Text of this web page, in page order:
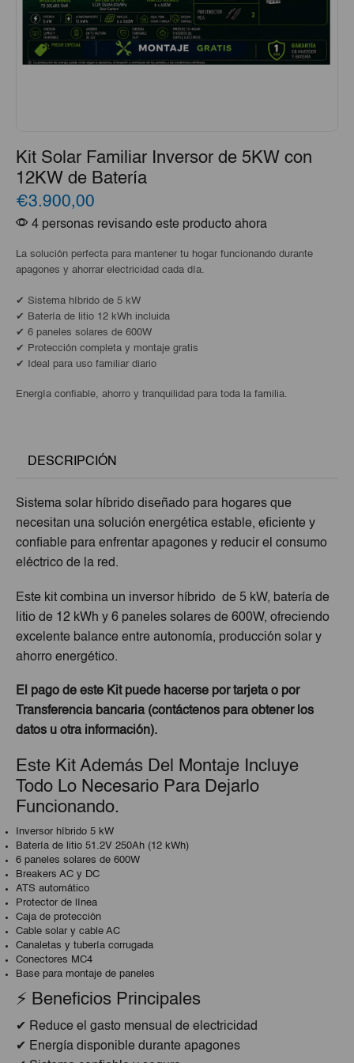
Kit Solar Familiar Inversor de 5KW con
12KW de Batería
€3.900,00
4 personas revisando este producto ahora
La solución perfecta para mantener tu hogar funcionando durante
apagones y ahorrar electricidad cada día.
✔ Sistema híbrido de 5 kW
✔ Batería de litio 12 kWh incluida
✔ 6 paneles solares de 600W
✔ Protección completa y montaje gratis
✔ Ideal para uso familiar diario
Energía confiable, ahorro y tranquilidad para toda la familia.
DESCRIPCIÓN
Sistema solar híbrido diseñado para hogares que
necesitan una solución energética estable, eficiente y
confiable para enfrentar apagones y reducir el consumo
eléctrico de la red.
Este kit combina un inversor híbrido de 5 kW, batería de
litio de 12 kWh y 6 paneles solares de 600W, ofreciendo
excelente balance entre autonomía, producción solar y
ahorro energético.
El pago de este Kit puede hacerse por tarjeta o por
Transferencia bancaria (contáctenos para obtener los
datos u otra información).
Este Kit Además Del Montaje Incluye
Todo Lo Necesario Para Dejarlo
Funcionando.
Inversor híbrido 5 kW
Batería de litio 51.2V 250Ah (12 kWh)
6 paneles solares de 600W
Breakers AC y DC
ATS automático
Protector de línea
Caja de protección
Cable solar y cable AC
Canaletas y tubería corrugada
Conectores MC4
Base para montaje de paneles
⚡ Beneficios Principales
✔ Reduce el gasto mensual de electricidad
✔ Energía disponible durante apagones